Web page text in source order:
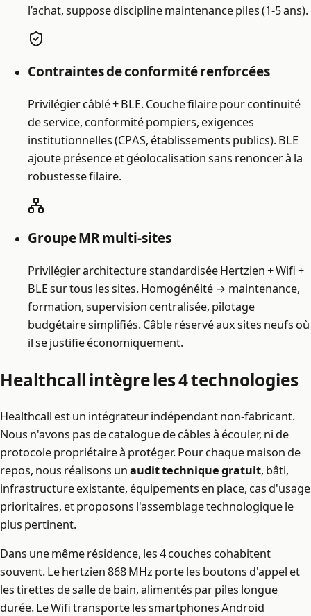
l’achat, suppose discipline maintenance piles (1-5 ans).
Contraintes de conformité renforcées
Privilégier câblé + BLE. Couche filaire pour continuité
de service, conformité pompiers, exigences
institutionnelles (CPAS, établissements publics). BLE
ajoute présence et géolocalisation sans renoncer à la
robustesse filaire.
Groupe MR multi-sites
Privilégier architecture standardisée Hertzien + Wifi +
BLE sur tous les sites. Homogénéité → maintenance,
formation, supervision centralisée, pilotage
budgétaire simplifiés. Câble réservé aux sites neufs où
il se justifie économiquement.
Healthcall intègre les 4 technologies
Healthcall est un intégrateur indépendant non-fabricant.
Nous n'avons pas de catalogue de câbles à écouler, ni de
protocole propriétaire à protéger. Pour chaque maison de
repos, nous réalisons unaudit technique gratuit, bâti,
infrastructure existante, équipements en place, cas d'usage
prioritaires, et proposons l'assemblage technologique le
plus pertinent.
Dans une même résidence, les 4 couches cohabitent
souvent. Le hertzien 868 MHz porte les boutons d'appel et
les tirettes de salle de bain, alimentés par piles longue
durée. Le Wifi transporte les smartphones Android